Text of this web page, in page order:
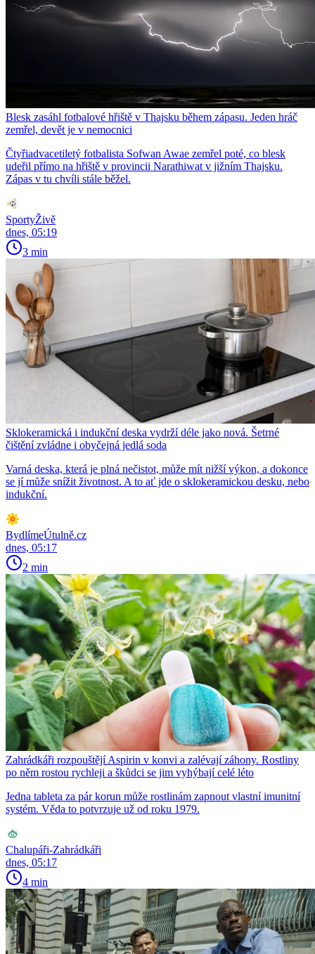
Blesk zasáhl fotbalové hřiště v Thajsku během zápasu. Jeden hráč
zemřel, devět je v nemocnici
Čtyřiadvacetiletý fotbalista Sofwan Awae zemřel poté, co blesk
udeřil přímo na hřiště v provincii Narathiwat v jižním Thajsku.
Zápas v tu chvíli stále běžel.
SportyŽivě
dnes, 05:19
3 min
Sklokeramická i indukční deska vydrží déle jako nová. Šetrné
čištění zvládne i obyčejná jedlá soda
Varná deska, která je plná nečistot, může mít nižší výkon, a dokonce
se jí může snížit životnost. A to ať jde o sklokeramickou desku, nebo
indukční.
BydlímeÚtulně.cz
dnes, 05:17
2 min
Zahrádkáři rozpouštějí Aspirin v konvi a zalévají záhony. Rostliny
po něm rostou rychleji a škůdci se jim vyhýbají celé léto
Jedna tableta za pár korun může rostlinám zapnout vlastní imunitní
systém. Věda to potvrzuje už od roku 1979.
Chalupáři-Zahrádkáři
dnes, 05:17
4 min